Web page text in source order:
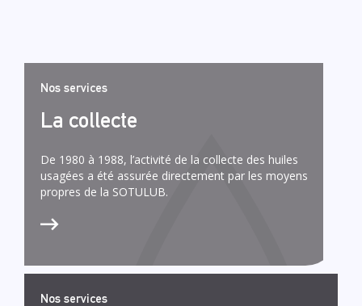
Nos services
La collecte
De 1980 à 1988, l’activité de la collecte des huiles
usagées a été assurée directement par les moyens
propres de la SOTULUB.
Nos services